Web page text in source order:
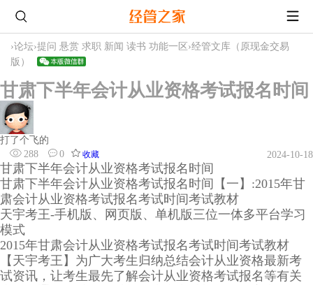
›论坛›提问 悬赏 求职 新闻 读书 功能一区 ›经管文库（原现金交易
版）
甘肃下半年会计从业资格考试报名时间
打了个飞的
288
0 收藏 2024-10-18
甘肃下半年会计从业资格考试报名时间
甘肃下半年会计从业资格考试报名时间【一】:2015年甘
肃会计从业资格考试报名考试时间考试教材
天宇考王-手机版、网页版、单机版三位一体多平台学习
模式
2015年甘肃会计从业资格考试报名考试时间考试教材
【天宇考王】为广大考生归纳总结会计从业资格最新考
试资讯，让考生最先了解会计从业资格考试报名等有关